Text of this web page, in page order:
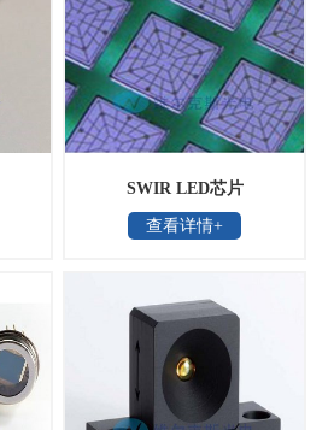
SWIR LED芯片
查看详情+